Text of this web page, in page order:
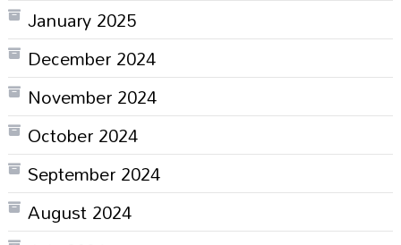
January 2025
December 2024
November 2024
October 2024
September 2024
August 2024